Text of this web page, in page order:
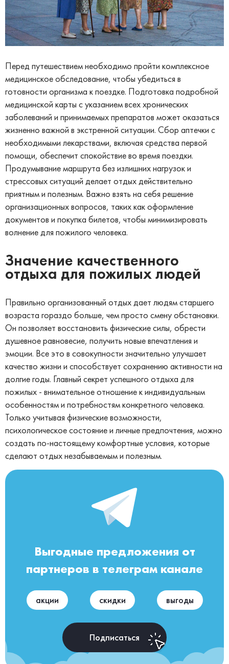
Перед путешествием необходимо пройти комплексное
медицинское обследование, чтобы убедиться в
готовности организма к поездке. Подготовка подробной
медицинской карты с указанием всех хронических
заболеваний и принимаемых препаратов может оказаться
жизненно важной в экстренной ситуации. Сбор аптечки с
необходимыми лекарствами, включая средства первой
помощи, обеспечит спокойствие во время поездки.
Продумывание маршрута без излишних нагрузок и
стрессовых ситуаций делает отдых действительно
приятным и полезным. Важно взять на себя решение
организационных вопросов, таких как оформление
документов и покупка билетов, чтобы минимизировать
волнение для пожилого человека.
Значение качественного
отдыха для пожилых людей
Правильно организованный отдых дает людям старшего
возраста гораздо больше, чем просто смену обстановки.
Он позволяет восстановить физические силы, обрести
душевное равновесие, получить новые впечатления и
эмоции. Все это в совокупности значительно улучшает
качество жизни и способствует сохранению активности на
долгие годы. Главный секрет успешного отдыха для
пожилых - внимательное отношение к индивидуальным
особенностям и потребностям конкретного человека.
Только учитывая физические возможности,
психологическое состояние и личные предпочтения, можно
создать по-настоящему комфортные условия, которые
сделают отдых незабываемым и полезным.
Выгодные предложения от
партнеров в телеграм канале
акции скидки выгоды
Подписаться